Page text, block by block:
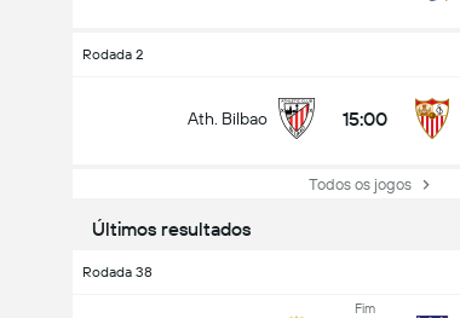
Rodada 2
Ath. Bilbao 15:00
Todos os jogos
Últimos resultados
Rodada 38
Fim